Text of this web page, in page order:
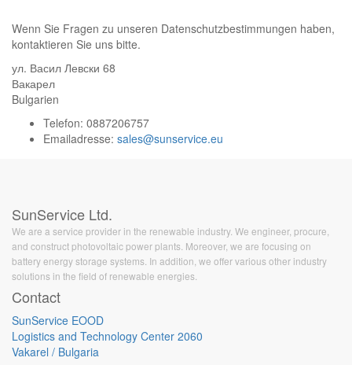
Wenn Sie Fragen zu unseren Datenschutzbestimmungen haben,
kontaktieren Sie uns bitte.
ул. Васил Левски 68
Вакарел
Bulgarien
Telefon: 0887206757
Emailadresse: sales@sunservice.eu
SunService Ltd.
We are a service provider in the renewable industry. We engineer, procure,
and construct photovoltaic power plants. Moreover, we are focusing on
battery energy storage systems. In addition, we offer various other industry
solutions in the field of renewable energies.
Contact
SunService EOOD
Logistics and Technology Center 2060
Vakarel / Bulgaria